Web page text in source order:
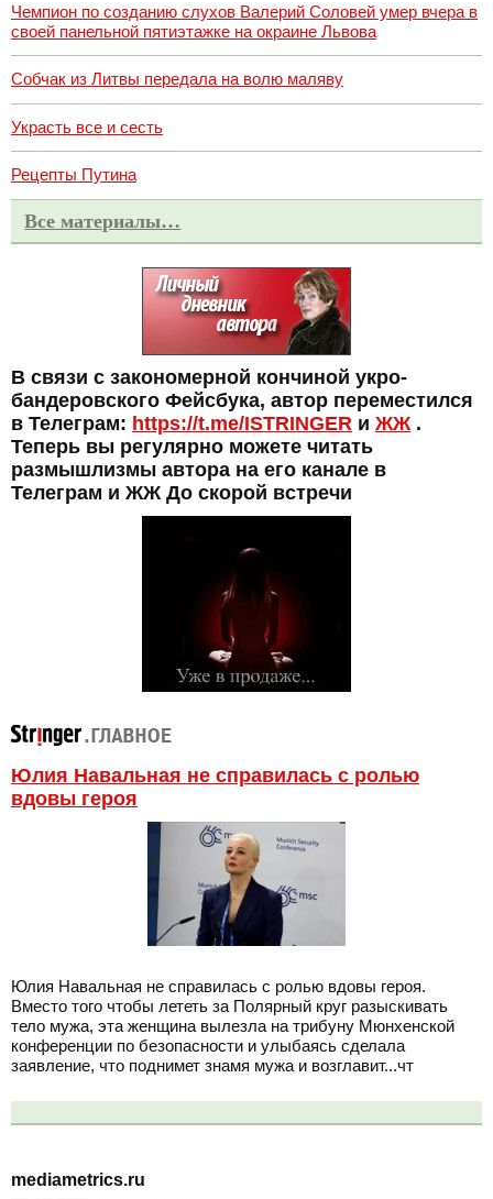
Чемпион по созданию слухов Валерий Соловей умер вчера в
своей панельной пятиэтажке на окраине Львова
Собчак из Литвы передала на волю маляву
Украсть все и сесть
Рецепты Путина
Все материалы…
В связи с закономерной кончиной укро-
бандеровского Фейсбука, автор переместился
в Телеграм: https://t.me/ISTRINGER и ЖЖ .
Теперь вы регулярно можете читать
размышлизмы автора на его канале в
Телеграм и ЖЖ До скорой встречи
Юлия Навальная не справилась с ролью
вдовы героя
Юлия Навальная не справилась с ролью вдовы героя.
Вместо того чтобы лететь за Полярный круг разыскивать
тело мужа, эта женщина вылезла на трибуну Мюнхенской
конференции по безопасности и улыбаясь сделала
заявление, что поднимет знамя мужа и возглавит...чт
mediametrics.ru